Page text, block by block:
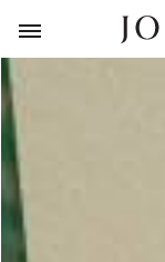
ZURÜCK